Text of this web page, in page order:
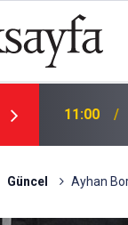
11:00
Güncel Ayhan